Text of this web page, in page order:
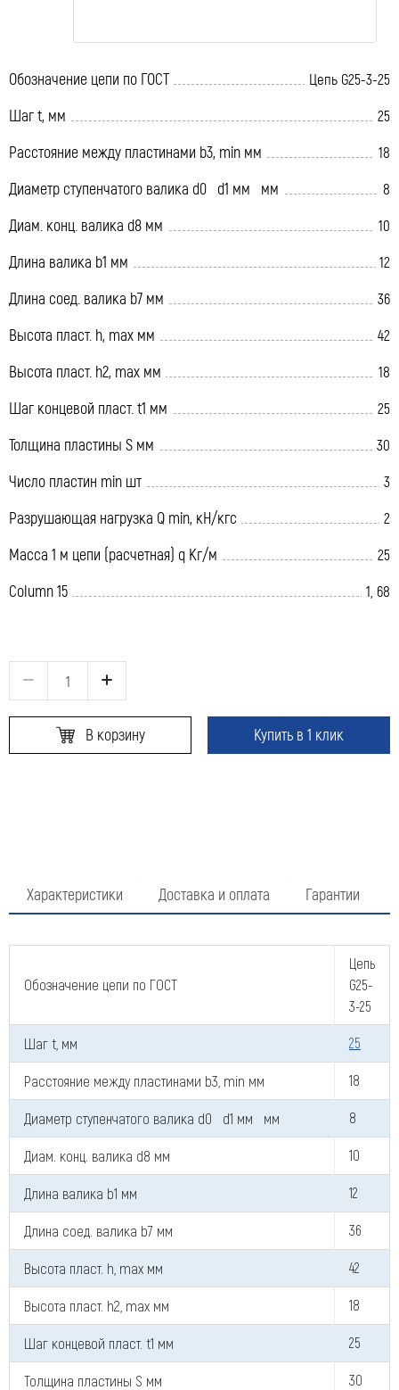
Обозначение цепи по ГОСТ Цепь G25-3-25
Шаг t, мм 25
Расстояние между пластинами b3, min мм 18
Диаметр ступенчатого валика d0 d1 мм мм 8
Диам. конц. валика d8 мм 10
Длина валика b1 мм 12
Длина соед. валика b7 мм 36
Высота пласт. h, max мм 42
Высота пласт. h2, max мм 18
Шаг концевой пласт. t1 мм 25
Толщина пластины S мм 30
Число пластин min шт 3
Разрушающая нагрузка Q min, кН/кгс 2
Масса 1 м цепи (расчетная) q Кг/м 25
Column 15 1, 68
В корзину Купить в 1 клик
Характеристики Доставка и оплата Гарантии
Обозначение цепи по ГОСТ
Цепь
G25-
3-25
Шаг t, мм 25
Расстояние между пластинами b3, min мм 18
Диаметр ступенчатого валика d0 d1 мм мм 8
Диам. конц. валика d8 мм 10
Длина валика b1 мм 12
Длина соед. валика b7 мм 36
Высота пласт. h, max мм 42
Высота пласт. h2, max мм 18
Шаг концевой пласт. t1 мм 25
Толщина пластины S мм 30
Оставить заявку
Как к Вам обращаться (обязательно)
Компания
Номер телефона для связи (обязательно)
Ваше сообщение